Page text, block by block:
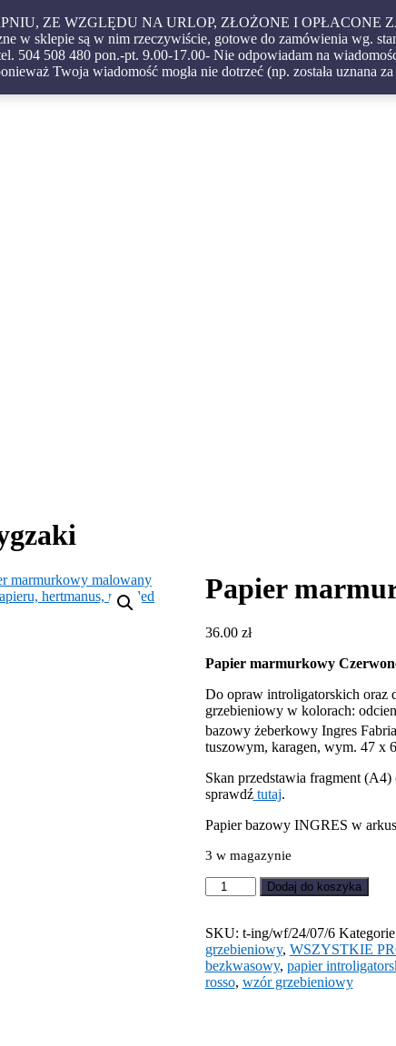
ZE WZGLĘDU NA URLOP, ZŁOŻONE I
w sklepie są w nim rzeczywiście, gotowe do zamówienia wg.
508 480 pon.-pt. 9.00-17.00- Nie odpowiadam na
Twoja wiadomość mogła nie dotrzeć (np. została uznana
– oprawy – etui – pudełka
Papier
36.00 zł
Papier marmurkowy
Do opraw introligatorskich oraz
grzebieniowy w kolorach:
bazowy żeberkowy Ingres
tuszowym, karagen, wym. 47 x
Skan przedstawia fragment (A4)
sprawdźtutaj.
Papier bazowy INGRES w
3 w magazynie
ilość
Papier
Czerwone
Zygzaki
Dodaj do koszyka
SKU: t-ing/wf/24/07/6
grzebieniowy, WSZYSTKIE
bezkwasowy, papier
rosso, wzór grzebieniowy